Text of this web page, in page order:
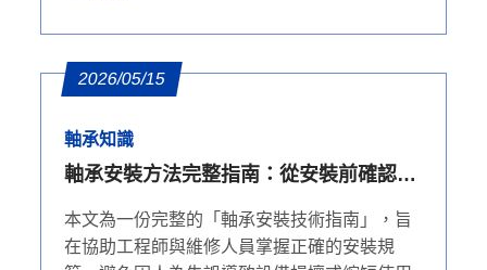
2026/05/15
軸承知識
軸承安裝方法完整指南：從安裝前確認到
本文為一份完整的「軸承安裝技術指南」，旨
在協助工程師與維修人員掌握正確的安裝規